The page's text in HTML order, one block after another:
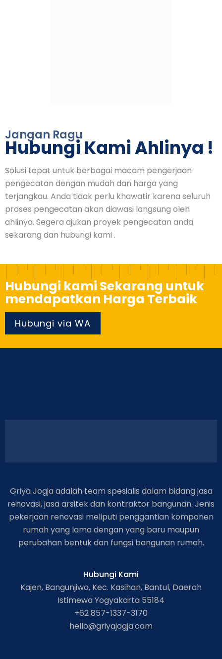
Jangan Ragu
Hubungi Kami Ahlinya !
Solusi tepat untuk berbagai macam pengerjaan
pengecatan dengan mudah dan harga yang
terjangkau. Anda tidak perlu khawatir karena seluruh
proses pengecatan akan diawasi langsung oleh
ahlinya. Segera ajukan proyek pengecatan anda
sekarang dan hubungi kami .
Hubungi kami Sekarang untuk
mendapatkan Harga Terbaik
Hubungi via WA
Griya Jogja adalah team spesialis dalam bidang jasa
renovasi, jasa arsitek dan kontraktor bangunan. Jenis
pekerjaan renovasi meliputi penggantian komponen
rumah yang lama dengan yang baru maupun
perubahan bentuk dan fungsi bangunan rumah.
Hubungi Kami
Kajen, Bangunjiwo, Kec. Kasihan, Bantul, Daerah
Istimewa Yogyakarta 55184
+62 857-1337-3170
hello@griyajogja.com